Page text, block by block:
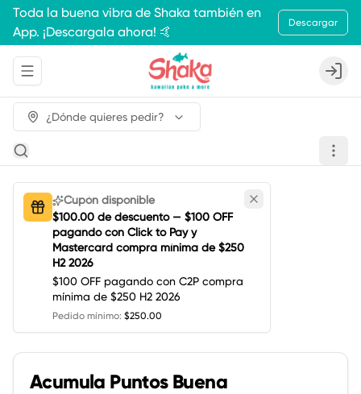
Toda la buena vibra de Shaka también en
App. ¡Descargala ahora! 🤙
Descargar
Abrir menu de navegación Login
¿Dónde quieres pedir?
Cupón disponible
$100.00 de descuento — $100 OFF
pagando con Click to Pay y
Mastercard compra mínima de $250
H2 2026
$100 OFF pagando con C2P compra
mínima de $250 H2 2026
Pedido mínimo: $250.00
Acumula Puntos Buena